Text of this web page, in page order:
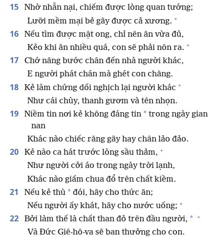
15
Nhờ nhẫn nại, chiếm được lòng quan tướng;
Lưỡi mềm mại bẻ gãy được cả xương. +
16
Nếu tìm được mật ong, chỉ nên ăn vừa đủ,
Kẻo khi ăn nhiều quá, con sẽ phải nôn ra. +
17
Chớ năng bước chân đến nhà người khác,
E người phát chán mà ghét con chăng.
18 Kẻ làm chứng dối nghịch lại người khác +
Như cái chùy, thanh gươm và tên nhọn.
19 Niềm tin nơi kẻ không đáng tin * trong ngày gian
nan
Khác nào chiếc răng gãy hay chân lảo đảo.
20 Kẻ nào ca hát trước lòng sầu thảm, +
Như người cởi áo trong ngày trời lạnh,
Khác nào giấm chua đổ trên chất kiềm.
21 Nếu kẻ thù * đói, hãy cho thức ăn;
Nếu người ấy khát, hãy cho nước uống; +
22 Bởi làm thế là chất than đỏ trên đầu người, * +
Và Đức Giê-hô-va sẽ ban thưởng cho con.